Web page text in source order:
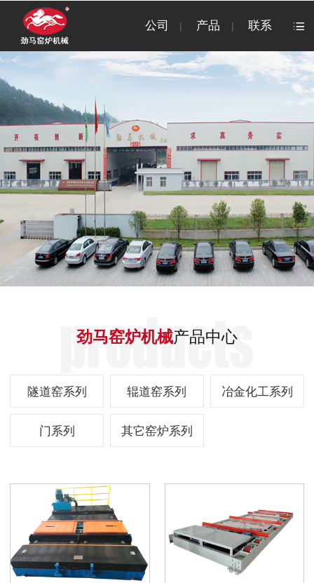
公司 | 产品 | 联系
劲马窑炉机械产品中心
隧道窑系列 辊道窑系列 冶金化工系列
门系列 其它窑炉系列